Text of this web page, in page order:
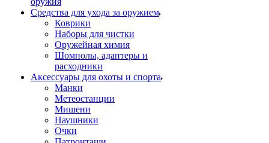
Средства для ухода за оружием
Коврики
Наборы для чистки
Оружейная химия
Шомполы, адаптеры и
расходники
Аксессуары для охоты и спорта
Манки
Метеостанции
Мишени
Наушники
Очки